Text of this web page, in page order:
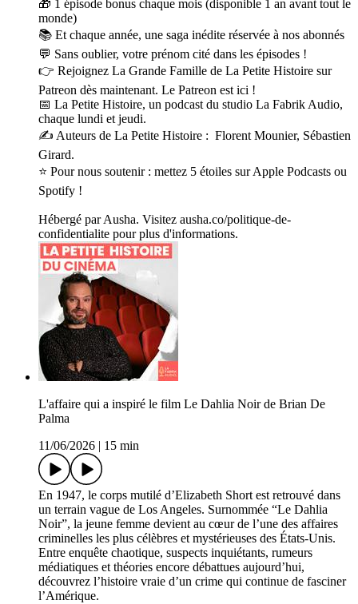
🎁 1 épisode bonus chaque mois (disponible 1 an avant tout le
monde)
📚 Et chaque année, une saga inédite réservée à nos abonnés
💬 Sans oublier, votre prénom cité dans les épisodes !
👉 Rejoignez La Grande Famille de La Petite Histoire sur
Patreon dès maintenant. Le Patreon est ici !
📅 La Petite Histoire, un podcast du studio La Fabrik Audio,
chaque lundi et jeudi.
✍️ Auteurs de La Petite Histoire : Florent Mounier, Sébastien
Girard.
⭐ Pour nous soutenir : mettez 5 étoiles sur Apple Podcasts ou
Spotify !
Hébergé par Ausha. Visitez ausha.co/politique-de-
confidentialite pour plus d'informations.
L'affaire qui a inspiré le film Le Dahlia Noir de Brian De
Palma
11/06/2026
15 min
En 1947, le corps mutilé d’Elizabeth Short est retrouvé dans
un terrain vague de Los Angeles. Surnommée “Le Dahlia
Noir”, la jeune femme devient au cœur de l’une des affaires
criminelles les plus célèbres et mystérieuses des États-Unis.
Entre enquête chaotique, suspects inquiétants, rumeurs
médiatiques et théories encore débattues aujourd’hui,
découvrez l’histoire vraie d’un crime qui continue de fasciner
l’Amérique.